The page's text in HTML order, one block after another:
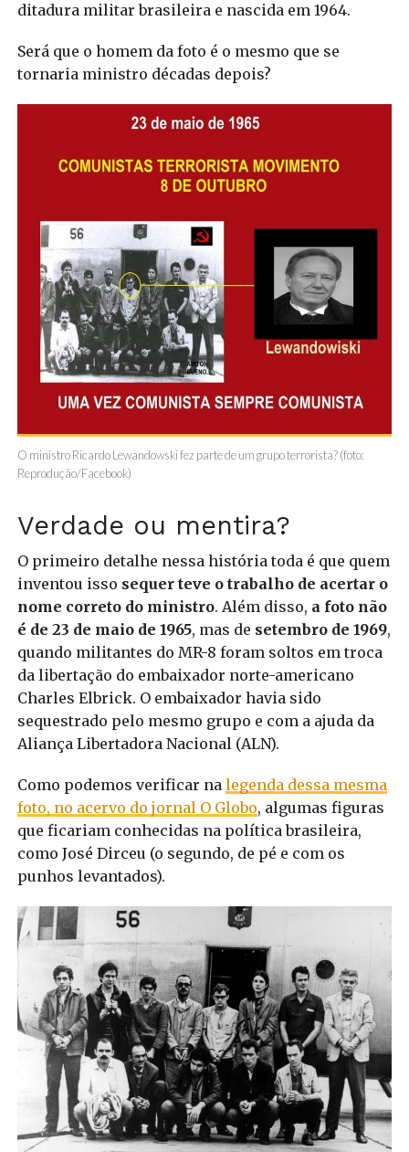
ditadura militar brasileira e nascida em 1964.
Será que o homem da foto é o mesmo que se
tornaria ministro décadas depois?
O ministro Ricardo Lewandowski fez parte de um grupo terrorista? (foto:
Reprodução/Facebook)
Verdade ou mentira?
O primeiro detalhe nessa história toda é que quem
inventou isso sequer teve o trabalho de acertar o
nome correto do ministro. Além disso, a foto não
é de 23 de maio de 1965, mas de setembro de 1969,
quando militantes do MR-8 foram soltos em troca
da libertação do embaixador norte-americano
Charles Elbrick. O embaixador havia sido
sequestrado pelo mesmo grupo e com a ajuda da
Aliança Libertadora Nacional (ALN).
Como podemos verificar na legenda dessa mesma
foto, no acervo do jornal O Globo, algumas figuras
que ficariam conhecidas na política brasileira,
como José Dirceu (o segundo, de pé e com os
punhos levantados).